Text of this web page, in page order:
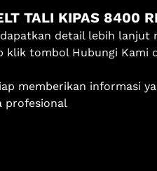
masuk
Google
membaca dan setuju
Kebijakan Privasi
TALI KIPAS 8400
detail lebih lanjut
klik tombol Hubungi Kami
memberikan informasi
profesional